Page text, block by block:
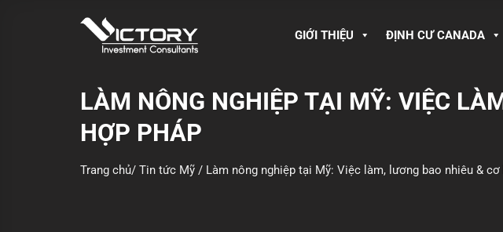
GIỚI THIỆU ĐỊNH CƯ CANADA
LÀM NÔNG NGHIỆP TẠI MỸ: VIỆC
HỢP PHÁP
Trang chủ/ Tin tức Mỹ / Làm nông nghiệp tại Mỹ: Việc làm, lương bao nhiêu &